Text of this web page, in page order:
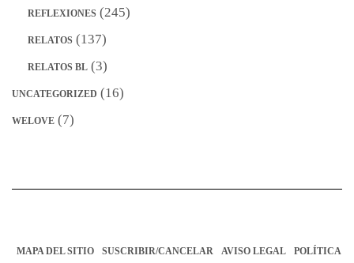
REFLEXIONES (245)
RELATOS (137)
RELATOS BL (3)
UNCATEGORIZED (16)
WELOVE (7)
MAPA DEL SITIO SUSCRIBIR/CANCELAR AVISO LEGAL POLÍTICA